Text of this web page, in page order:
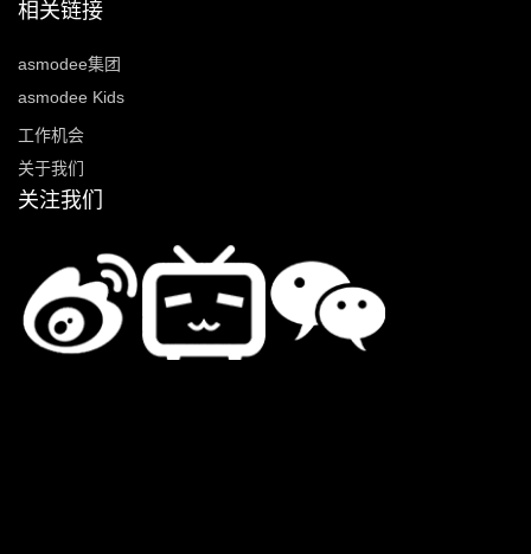
相关链接
asmodee集团
asmodee Kids
工作机会
关于我们
关注我们